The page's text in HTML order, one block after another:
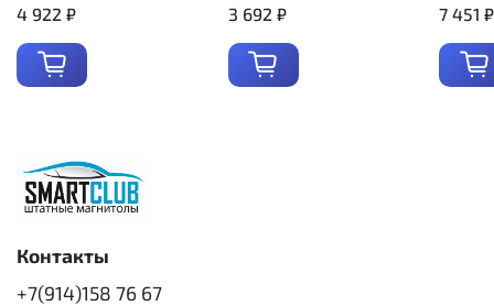
4 922 ₽ 3 692 ₽ 7 451 ₽
Контакты
+7(914)158 76 67